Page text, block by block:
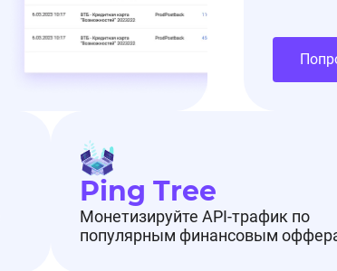
Ping Tree
Монетизируйте API-трафик по
популярным финансовым